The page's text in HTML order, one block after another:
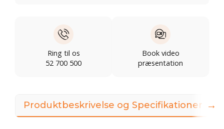
Ring til os
52 700 500
Book video
præsentation
Produktbeskrivelse og Specifikationer →